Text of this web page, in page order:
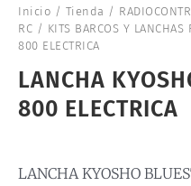
Inicio / Tienda /
RC / KITS BARCOS Y LANCHAS
800 ELECTRICA
LANCHA
800 ELECTRICA
LANCHA KYOSHO